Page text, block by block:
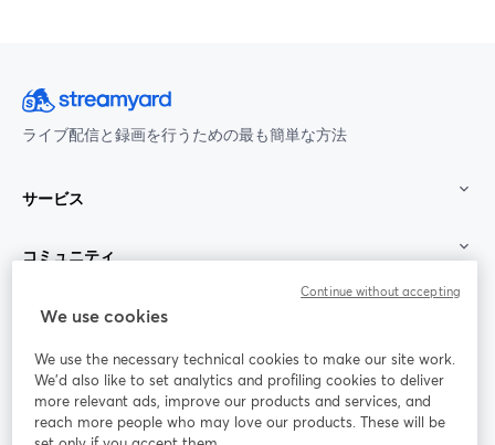
ライブ配信と録画を行うための最も簡単な方法
サービス
コミュニティ
StreamYard：
参加する
ライ
Facebook
新しいタブで開く(Twitter)
YouTube
We use cookies
We use the necessary technical cookies to make our site work.
We'd also like to set analytics and profiling cookies to deliver
more relevant ads, improve our products and services, and
reach more people who may love our products. These will be
Continue without accepting